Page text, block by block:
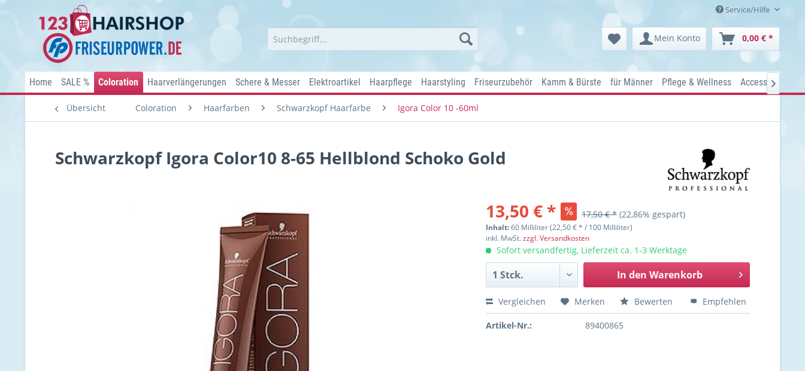
Service/Hilfe
Mein Konto 0,00 € *
Home SALE % Coloration Haarverlängerungen Schere & Messer Elektroartikel Haarpflege Haarstyling Friseurzubehör Kamm & Bürste für Männer Pflege & Wellness Accessoires

Übersicht Coloration Haarfarben Schwarzkopf Haarfarbe Igora Color 10 -60ml
Schwarzkopf Igora Color10 8-65 Hellblond Schoko Gold
13,50 € * 17,50 € * (22,86% gespart)
Inhalt:60 Milliliter (22,50 € * / 100 Milliliter)
inkl. MwSt.zzgl. Versandkosten
Sofort versandfertig, Lieferzeit ca. 1-3 Werktage
In den Warenkorb
Vergleichen Merken Bewerten Empfehlen
Artikel-Nr.: 89400865